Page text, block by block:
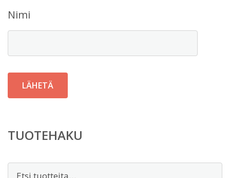
Nimi
TUOTEHAKU